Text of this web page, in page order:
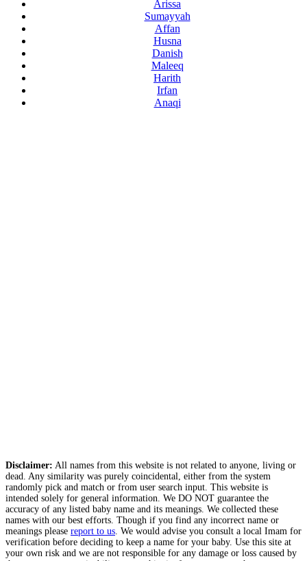
Arissa
Sumayyah
Affan
Husna
Danish
Maleeq
Harith
Irfan
Anaqi
Disclaimer: All names from this website is not related to anyone, living or
dead. Any similarity was purely coincidental, either from the system
randomly pick and match or from user search input. This website is
intended solely for general information. We DO NOT guarantee the
accuracy of any listed baby name and its meanings. We collected these
names with our best efforts. Though if you find any incorrect name or
meanings please report to us . We would advise you consult a local Imam for
verification before deciding to keep a name for your baby. Use this site at
your own risk and we are not responsible for any damage or loss caused by